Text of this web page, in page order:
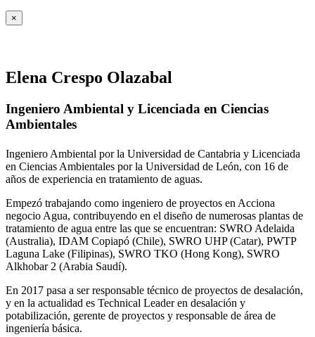
×
Elena Crespo Olazabal
Ingeniero Ambiental y Licenciada en Ciencias
Ambientales
Ingeniero Ambiental por la Universidad de Cantabria y Licenciada
en Ciencias Ambientales por la Universidad de León, con 16 de
años de experiencia en tratamiento de aguas.
Empezó trabajando como ingeniero de proyectos en Acciona
negocio Agua, contribuyendo en el diseño de numerosas plantas de
tratamiento de agua entre las que se encuentran: SWRO Adelaida
(Australia), IDAM Copiapó (Chile), SWRO UHP (Catar), PWTP
Laguna Lake (Filipinas), SWRO TKO (Hong Kong), SWRO
Alkhobar 2 (Arabia Saudí).
En 2017 pasa a ser responsable técnico de proyectos de desalación,
y en la actualidad es Technical Leader en desalación y
potabilización, gerente de proyectos y responsable de área de
ingeniería básica.